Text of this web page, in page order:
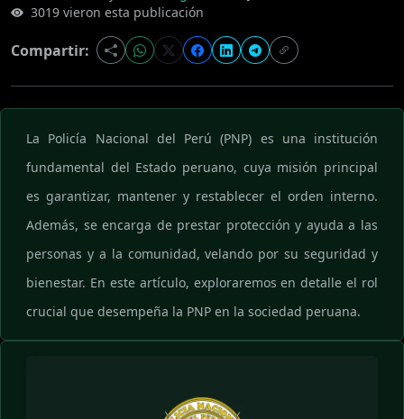
3019 vieron esta publicación
Compartir:
La Policía Nacional del Perú (PNP) es una institución
fundamental del Estado peruano, cuya misión principal
es garantizar, mantener y restablecer el orden interno.
Además, se encarga de prestar protección y ayuda a las
personas y a la comunidad, velando por su seguridad y
bienestar. En este artículo, exploraremos en detalle el rol
crucial que desempeña la PNP en la sociedad peruana.